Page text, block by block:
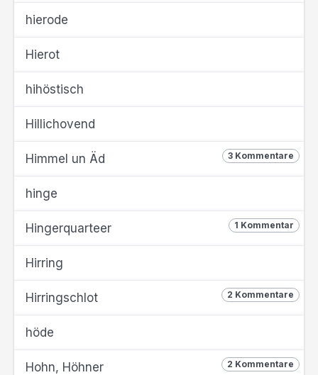
hierode
Hierot
hihöstisch
Hillichovend
3 Kommentare
Himmel un Äd
hinge
1 Kommentar
Hingerquarteer
Hirring
2 Kommentare
Hirringschlot
höde
2 Kommentare
Hohn, Höhner